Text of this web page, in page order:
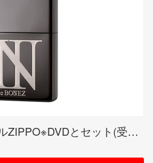
The BONEZ オリジナルZIPPO※DVDとセット(受注生産限定品)